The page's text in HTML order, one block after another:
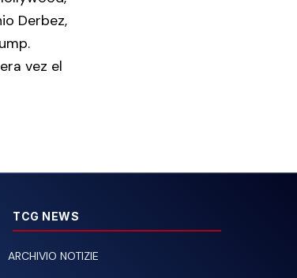
Derbez,
vez el
TCG NEWS
ARCHIVIO NOTIZIE